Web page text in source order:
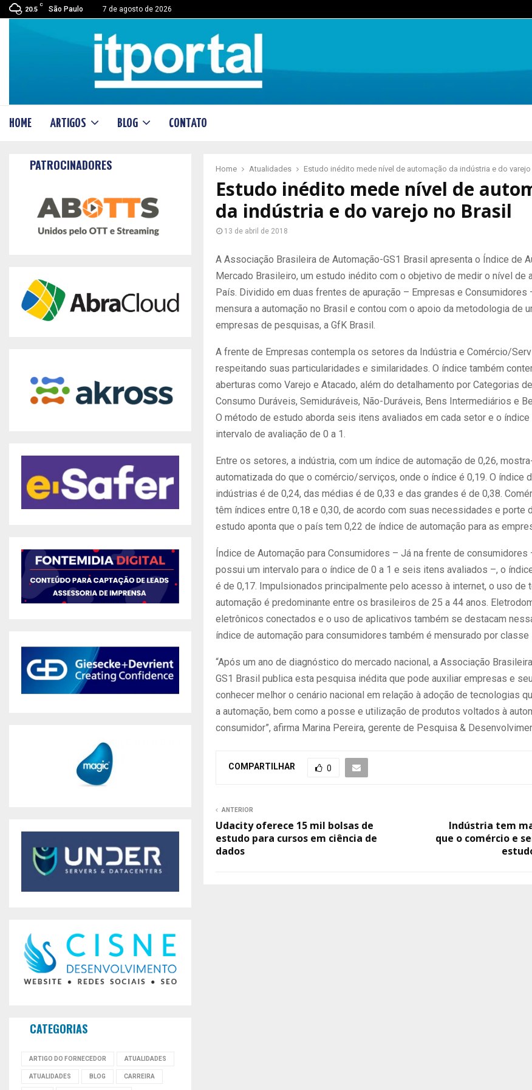
20.5
C
São Paulo 7 de agosto de 2026
HOME ARTIGOS BLOG CONTATO
Home Atualidades Estudo inédito mede nível de automação da indústria e do varejo
Estudo inédito mede nível de
da indústria e do varejo no Brasil
13 de abril de 2018
A Associação Brasileira de Automação-GS1 Brasil apresenta o Índice de
Mercado Brasileiro, um estudo inédito com o objetivo de medir o nível de
País. Dividido em duas frentes de apuração – Empresas e Consumidores
mensura a automação no Brasil e contou com o apoio da metodologia de
empresas de pesquisas, a GfK Brasil.
A frente de Empresas contempla os setores da Indústria e Comércio/
respeitando suas particularidades e similaridades. O índice também
aberturas como Varejo e Atacado, além do detalhamento por Categorias
Consumo Duráveis, Semiduráveis, Não-Duráveis, Bens Intermediários e
O método de estudo aborda seis itens avaliados em cada setor e o
intervalo de avaliação de 0 a 1.
Entre os setores, a indústria, com um índice de automação de 0,26,
automatizada do que o comércio/serviços, onde o índice é 0,19. O índice
indústrias é de 0,24, das médias é de 0,33 e das grandes é de 0,38.
têm índices entre 0,18 e 0,30, de acordo com suas necessidades e porte
estudo aponta que o país tem 0,22 de índice de automação para as
Índice de Automação para Consumidores – Já na frente de consumidores
possui um intervalo para o índice de 0 a 1 e seis itens avaliados –, o
é de 0,17. Impulsionados principalmente pelo acesso à internet, o uso de
automação é predominante entre os brasileiros de 25 a 44 anos.
eletrônicos conectados e o uso de aplicativos também se destacam
índice de automação para consumidores também é mensurado por classe
“Após um ano de diagnóstico do mercado nacional, a Associação
GS1 Brasil publica esta pesquisa inédita que pode auxiliar empresas e
conhecer melhor o cenário nacional em relação à adoção de tecnologias
a automação, bem como a posse e utilização de produtos voltados à
consumidor”, afirma Marina Pereira, gerente de Pesquisa &
COMPARTILHAR 0
ANTERIOR
Udacity oferece 15 mil bolsas de
estudo para cursos em ciência de
dados
Indústria tem
que o comércio e
PATROCINADORES
CATEGORIAS
ARTIGO DO FORNECEDOR ATUALIDADES
ATUALIDADES BLOG CARREIRA